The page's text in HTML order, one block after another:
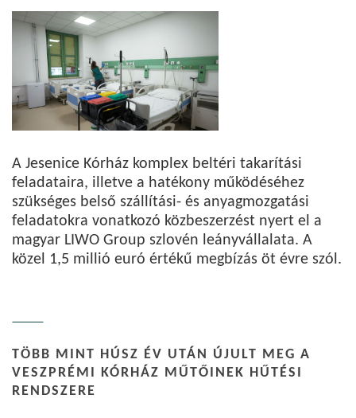
A Jesenice Kórház komplex beltéri takarítási
feladataira, illetve a hatékony működéséhez
szükséges belső szállítási- és anyagmozgatási
feladatokra vonatkozó közbeszerzést nyert el a
magyar LIWO Group szlovén leányvállalata. A
közel 1,5 millió euró értékű megbízás öt évre szól.
TÖBB MINT HÚSZ ÉV UTÁN ÚJULT MEG A
VESZPRÉMI KÓRHÁZ MŰTŐINEK HŰTÉSI
RENDSZERE